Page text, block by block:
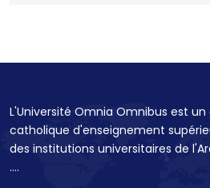
L'Université Omnia Omnibus est
catholique d'enseignement
des institutions universitaires de
....